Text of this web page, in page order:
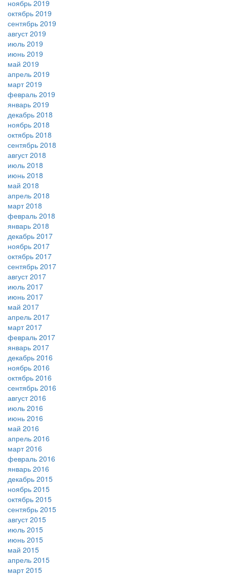
ноябрь 2019
октябрь 2019
сентябрь 2019
август 2019
июль 2019
июнь 2019
май 2019
апрель 2019
март 2019
февраль 2019
январь 2019
декабрь 2018
ноябрь 2018
октябрь 2018
сентябрь 2018
август 2018
июль 2018
июнь 2018
май 2018
апрель 2018
март 2018
февраль 2018
январь 2018
декабрь 2017
ноябрь 2017
октябрь 2017
сентябрь 2017
август 2017
июль 2017
июнь 2017
май 2017
апрель 2017
март 2017
февраль 2017
январь 2017
декабрь 2016
ноябрь 2016
октябрь 2016
сентябрь 2016
август 2016
июль 2016
июнь 2016
май 2016
апрель 2016
март 2016
февраль 2016
январь 2016
декабрь 2015
ноябрь 2015
октябрь 2015
сентябрь 2015
август 2015
июль 2015
июнь 2015
май 2015
апрель 2015
март 2015